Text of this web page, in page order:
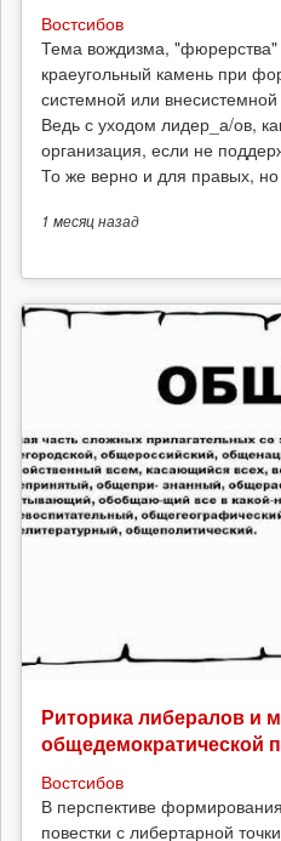
Востсибов
Тема вождизма,
краеугольный камень при
системной или внесистемной
Ведь с уходом лидер_а/ов,
организация, если не
То же верно и для правых, но
1 месяцназад
Риторика либералов и
общедемократической
Востсибов
В перспективе
повестки с либертарной